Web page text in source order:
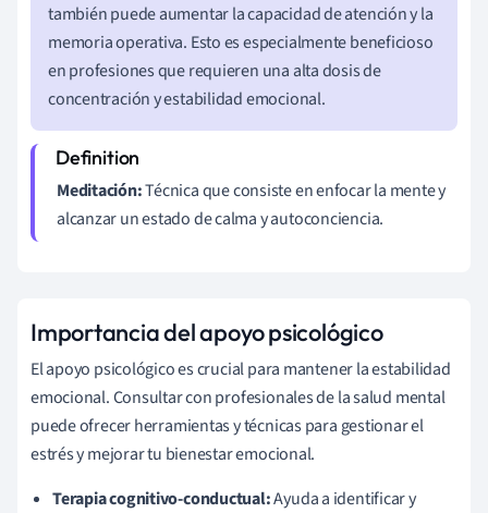
también puede aumentar la capacidad de atención y la
memoria operativa. Esto es especialmente beneficioso
en profesiones que requieren una alta dosis de
concentración y estabilidad emocional.
Meditación:Técnica que consiste en enfocar la mente y
alcanzar un estado de calma y autoconciencia.
Importancia del apoyo psicológico
El apoyo psicológico es crucial para mantener la estabilidad
emocional. Consultar con profesionales de la salud mental
puede ofrecer herramientas y técnicas para gestionar el
estrés y mejorar tu bienestar emocional.
Terapia cognitivo-conductual:Ayuda a identificar y